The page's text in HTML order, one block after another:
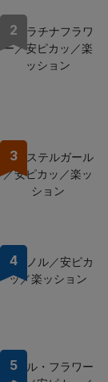
2
3
4
5